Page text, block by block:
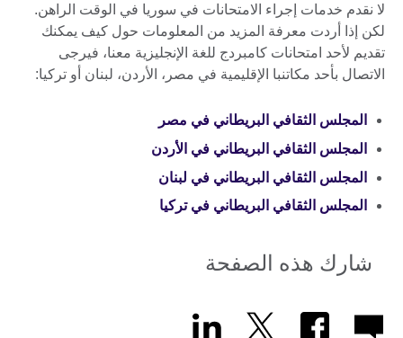
لا نقدم خدمات إجراء الامتحانات في سوريا في الوقت الراهن.
لكن إذا أردت معرفة المزيد من المعلومات حول كيف يمكنك
تقديم لأحد امتحانات كامبردج للغة الإنجليزية معنا، فيرجى
الاتصال بأحد مكاتنبا الإقليمية في مصر، الأردن، لبنان أو تركيا:
المجلس الثقافي البريطاني في مصر
المجلس الثقافي البريطاني في الأردن
المجلس الثقافي البريطاني في لبنان
المجلس الثقافي البريطاني في تركيا
شارك هذه الصفحة